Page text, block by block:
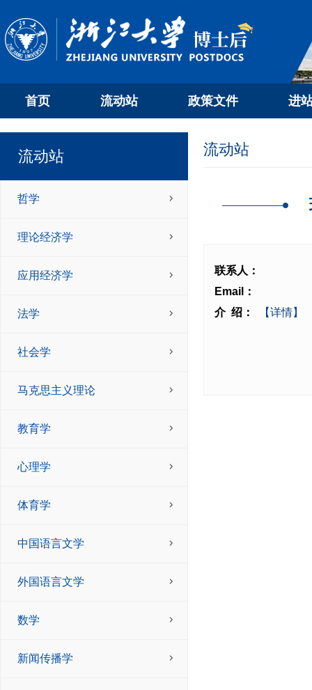
首页 流动站 政策文件 进
流动站
哲学
理论经济学
应用经济学
法学
社会学
马克思主义理论
教育学
心理学
体育学
中国语言文学
外国语言文学
数学
新闻传播学
流动站
联系人：
Email：
介 绍：
【详情】